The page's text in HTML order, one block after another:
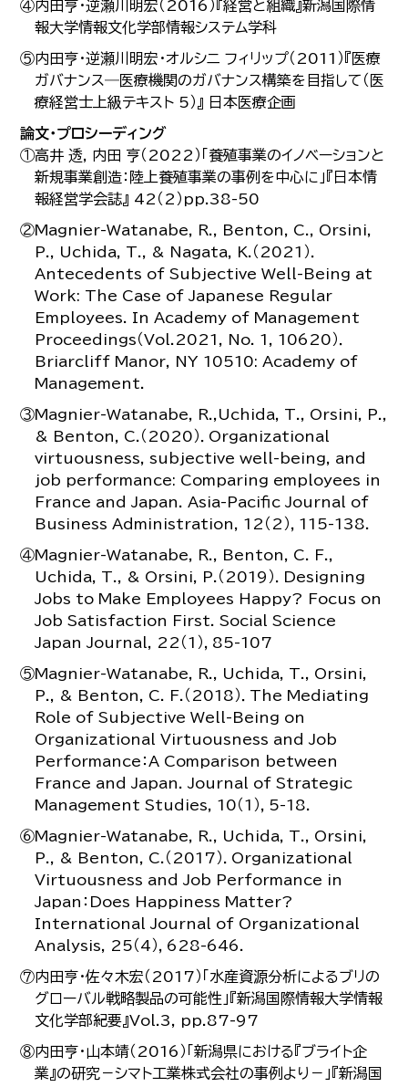
④内田亨・逆瀬川明宏（2016）『経営と組織』新潟国際情
報大学情報文化学部情報システム学科
⑤内田亨・逆瀬川明宏・オルシニ フィリップ（2011）『医療
ガバナンス―医療機関のガバナンス構築を目指して（医
療経営士上級テキスト 5）』 日本医療企画
論文・プロシーディング
①高井 透, 内田 亨（2022）「養殖事業のイノベーションと
新規事業創造：陸上養殖事業の事例を中心に」『日本情
報経営学会誌』 42（2）pp.38-50
②Magnier-Watanabe, R., Benton, C., Orsini,
P., Uchida, T., & Nagata, K.（2021）．
Antecedents of Subjective Well-Being at
Work: The Case of Japanese Regular
Employees. In Academy of Management
Proceedings（Vol.2021, No. 1, 10620）．
Briarcliff Manor, NY 10510: Academy of
Management.
③Magnier-Watanabe, R.,Uchida, T., Orsini, P.,
& Benton, C.（2020）．Organizational
virtuousness, subjective well-being, and
job performance: Comparing employees in
France and Japan. Asia-Pacific Journal of
Business Administration, 12（2），115-138.
④Magnier-Watanabe, R., Benton, C. F.,
Uchida, T., & Orsini, P.（2019）．Designing
Jobs to Make Employees Happy? Focus on
Job Satisfaction First. Social Science
Japan Journal, 22（1），85-107
⑤Magnier-Watanabe, R., Uchida, T., Orsini,
P., & Benton, C. F.（2018）．The Mediating
Role of Subjective Well-Being on
Organizational Virtuousness and Job
Performance：A Comparison between
France and Japan. Journal of Strategic
Management Studies, 10（1），5-18.
⑥Magnier-Watanabe, R., Uchida, T., Orsini,
P., & Benton, C.（2017）．Organizational
Virtuousness and Job Performance in
Japan：Does Happiness Matter?
International Journal of Organizational
Analysis, 25（4），628-646.
⑦内田亨・佐々木宏（2017）「水産資源分析によるブリの
グローバル戦略製品の可能性」『新潟国際情報大学情報
文化学部紀要』Vol.3, pp.87-97
⑧内田亨・山本靖（2016）「新潟県における『ブライト企
業』の研究－シマト工業株式会社の事例より－」『新潟国